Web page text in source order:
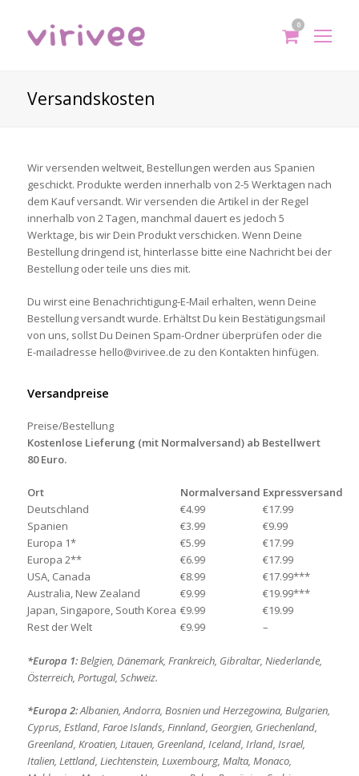
0
Versandskosten
Wir versenden weltweit, Bestellungen werden aus Spanien
geschickt. Produkte werden innerhalb von 2-5 Werktagen nach
dem Kauf versandt. Wir versenden die Artikel in der Regel
innerhalb von 2 Tagen, manchmal dauert es jedoch 5
Werktage, bis wir Dein Produkt verschicken. Wenn Deine
Bestellung dringend ist, hinterlasse bitte eine Nachricht bei der
Bestellung oder teile uns dies mit.
Du wirst eine Benachrichtigung-E-Mail erhalten, wenn Deine
Bestellung versandt wurde. Erhältst Du kein Bestätigungsmail
von uns, sollst Du Deinen Spam-Ordner überprüfen oder die
E-mailadresse hello@virivee.de zu den Kontakten hinfügen.
Versandpreise
Preise/Bestellung
Kostenlose Lieferung (mit Normalversand) ab Bestellwert
80 Euro.
Ort Normalversand Expressversand
Deutschland
€4.99
€17.99
Spanien
€3.99
€9.99
Europa 1*
€5.99
€17.99
Europa 2**
€6.99
€17.99
USA, Canada
€8.99
€17.99***
Australia, New Zealand
€9.99
€19.99***
Japan, Singapore, South Korea €9.99
€19.99
Rest der Welt
€9.99 –
*Europa 1:Belgien, Dänemark, Frankreich, Gibraltar, Niederlande,
Österreich, Portugal, Schweiz.
*Europa 2:Albanien, Andorra, Bosnien und Herzegowina, Bulgarien,
Cyprus, Estland, Faroe Islands, Finnland, Georgien, Griechenland,
Greenland, Kroatien, Litauen, Greenland, Iceland, Irland, Israel,
Italien, Lettland, Liechtenstein, Luxembourg, Malta, Monaco,